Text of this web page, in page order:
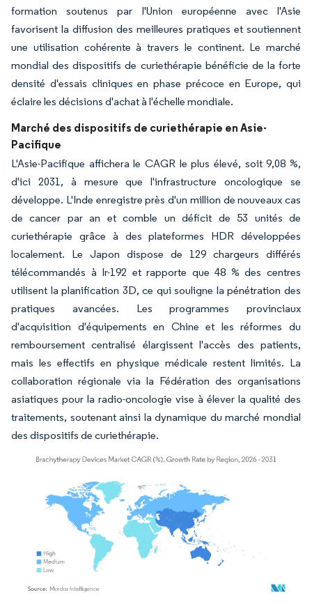
formation soutenus par l'Union européenne avec l'Asie
favorisent la diffusion des meilleures pratiques et soutiennent
une utilisation cohérente à travers le continent. Le marché
mondial des dispositifs de curiethérapie bénéficie de la forte
densité d'essais cliniques en phase précoce en Europe, qui
éclaire les décisions d'achat à l'échelle mondiale.
Marché des dispositifs de curiethérapie en Asie-
Pacifique
L'Asie-Pacifique affichera le CAGR le plus élevé, soit 9,08 %,
d'ici 2031, à mesure que l'infrastructure oncologique se
développe. L'Inde enregistre près d'un million de nouveaux cas
de cancer par an et comble un déficit de 53 unités de
curiethérapie grâce à des plateformes HDR développées
localement. Le Japon dispose de 129 chargeurs différés
télécommandés à Ir-192 et rapporte que 48 % des centres
utilisent la planification 3D, ce qui souligne la pénétration des
pratiques avancées. Les programmes provinciaux
d'acquisition d'équipements en Chine et les réformes du
remboursement centralisé élargissent l'accès des patients,
mais les effectifs en physique médicale restent limités. La
collaboration régionale via la Fédération des organisations
asiatiques pour la radio-oncologie vise à élever la qualité des
traitements, soutenant ainsi la dynamique du marché mondial
des dispositifs de curiethérapie.